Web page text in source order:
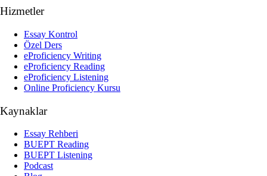
Hizmetler
Essay Kontrol
Özel Ders
eProficiency Writing
eProficiency Reading
eProficiency Listening
Online Proficiency Kursu
Kaynaklar
Essay Rehberi
BUEPT Reading
BUEPT Listening
Podcast